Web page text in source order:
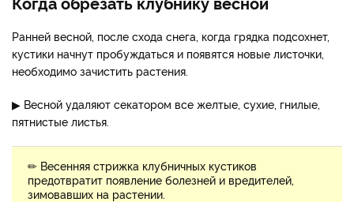
Ранней весной, после схода снега, когда грядка подсохнет,
кустики начнут пробуждаться и появятся новые листочки,
необходимо зачистить растения.
▶ Весной удаляют секатором все желтые, сухие, гнилые,
пятнистые листья.
✏ Весенняя стрижка клубничных кустиков
предотвратит появление болезней и вредителей,
зимовавших на растении.